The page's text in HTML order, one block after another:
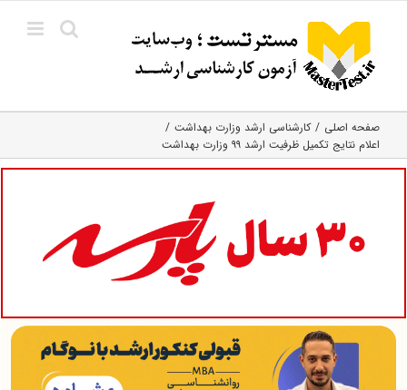
content
صفحه اصلی
کارشناسی ارشد وزارت بهداشت
اعلام نتایج تکمیل ظرفیت ارشد ۹۹ وزارت بهداشت